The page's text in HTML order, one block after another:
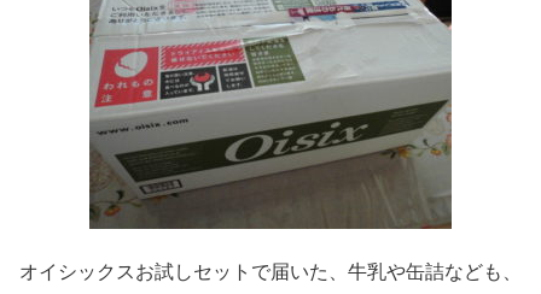
オイシックスお試しセットで届いた、牛乳や缶詰なども、